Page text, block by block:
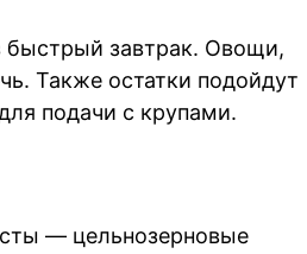
быстрый завтрак. Овощи,
Также остатки подойдут
подачи с крупами.
— цельнозерновые